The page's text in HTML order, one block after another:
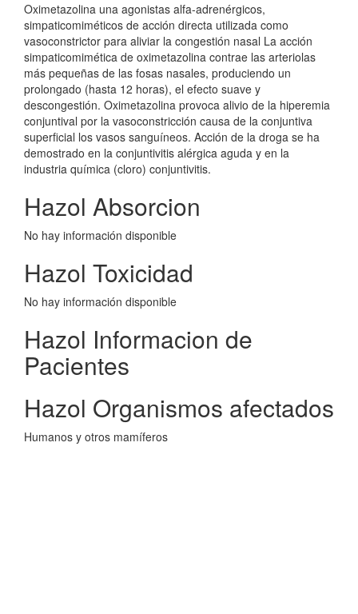
Oximetazolina una agonistas alfa-adrenérgicos,
simpaticomiméticos de acción directa utilizada como
vasoconstrictor para aliviar la congestión nasal La acción
simpaticomimética de oximetazolina contrae las arteriolas
más pequeñas de las fosas nasales, produciendo un
prolongado (hasta 12 horas), el efecto suave y
descongestión. Oximetazolina provoca alivio de la hiperemia
conjuntival por la vasoconstricción causa de la conjuntiva
superficial los vasos sanguíneos. Acción de la droga se ha
demostrado en la conjuntivitis alérgica aguda y en la
industria química (cloro) conjuntivitis.
Hazol Absorcion
No hay información disponible
Hazol Toxicidad
No hay información disponible
Hazol Informacion de
Pacientes
Hazol Organismos afectados
Humanos y otros mamíferos